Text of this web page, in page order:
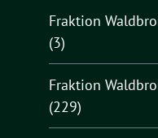
Fraktion
(3)
Fraktion
(229)